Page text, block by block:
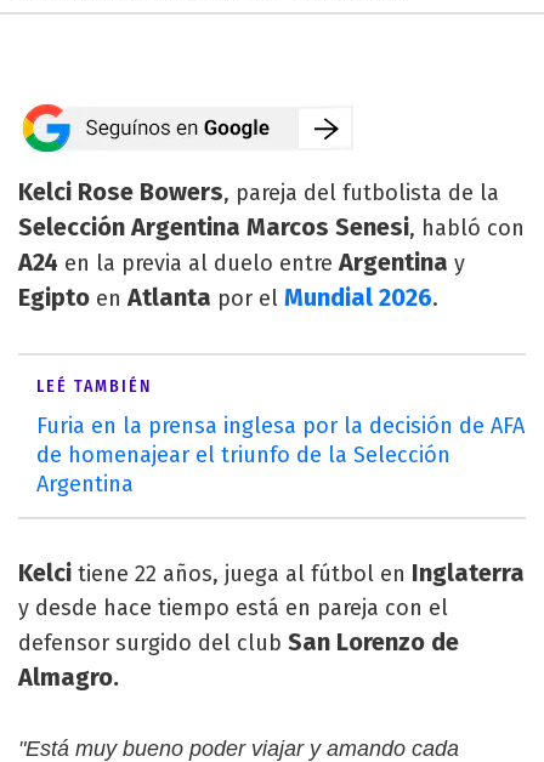
Kelci Rose Bowers, pareja del futbolista de la
Selección Argentina Marcos Senesi, habló con
A24 en la previa al duelo entre Argentina y
Egipto en Atlanta por el Mundial 2026.
LEÉ TAMBIÉN
Furia en la prensa inglesa por la decisión de AFA
de homenajear el triunfo de la Selección
Argentina
Kelci tiene 22 años, juega al fútbol en Inglaterra
y desde hace tiempo está en pareja con el
defensor surgido del club San Lorenzo de
Almagro.
"Está muy bueno poder viajar y amando cada